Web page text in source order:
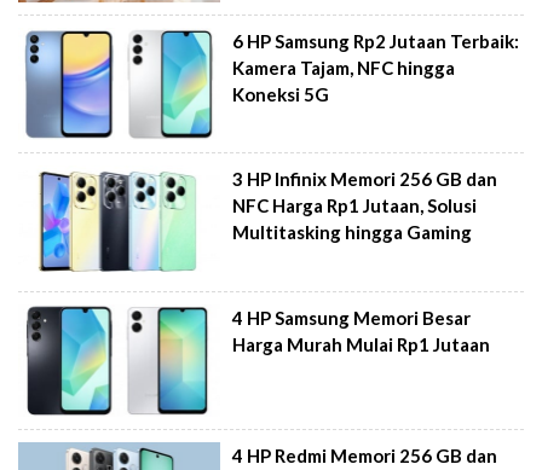
6 HP Samsung Rp2 Jutaan Terbaik:
Kamera Tajam, NFC hingga
Koneksi 5G
3 HP Infinix Memori 256 GB dan
NFC Harga Rp1 Jutaan, Solusi
Multitasking hingga Gaming
4 HP Samsung Memori Besar
Harga Murah Mulai Rp1 Jutaan
4 HP Redmi Memori 256 GB dan